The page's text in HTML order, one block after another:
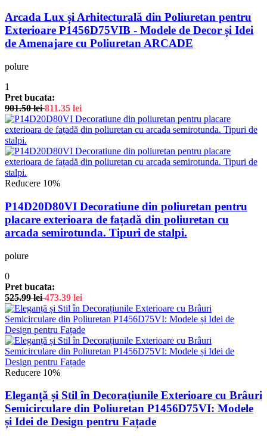
Arcada Lux și Arhitecturală din Poliuretan pentru
Exterioare P1456D75VIB - Modele de Decor și Idei
de Amenajare cu Poliuretan ARCADE
polure
1
Pret bucata:
901.50lei 811.35 lei
Reducere 10%
P14D20D80VI Decoratiune din poliuretan pentru
placare exterioara de fațadă din poliuretan cu
arcada semirotunda. Tipuri de stalpi.
polure
0
Pret bucata:
525.99lei 473.39 lei
Reducere 10%
Eleganță și Stil în Decorațiunile Exterioare cu Brâuri
Semicirculare din Poliuretan P1456D75VI: Modele
și Idei de Design pentru Fațade